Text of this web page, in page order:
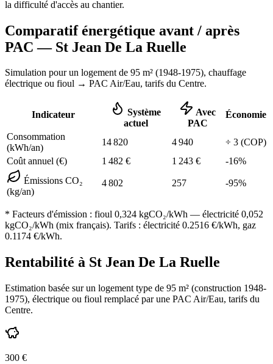
la difficulté d'accès au chantier.
Comparatif énergétique avant / après
PAC — St Jean De La Ruelle
Simulation pour un logement de 95 m² (1948-1975), chauffage
électrique ou fioul → PAC Air/Eau, tarifs du Centre.
Indicateur
Système
actuel
Avec
PAC
Économie
Consommation
(kWh/an)
14 820 4 940 ÷ 3 (COP)
Coût annuel (€)
1 482 € 1 243 € -16%
Émissions CO₂
(kg/an)
4 802 257 -95%
* Facteurs d'émission : fioul 0,324 kgCO₂/kWh — électricité 0,052
kgCO₂/kWh (mix français). Tarifs : électricité 0.2516 €/kWh, gaz
0.1174 €/kWh.
Rentabilité à St Jean De La Ruelle
Estimation basée sur un logement type de 95 m² (construction 1948-
1975), électrique ou fioul remplacé par une PAC Air/Eau, tarifs du
Centre.
300 €